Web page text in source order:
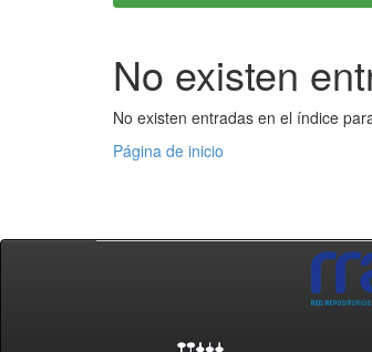
No existen
No existen entradas en el índice
Página de inicio